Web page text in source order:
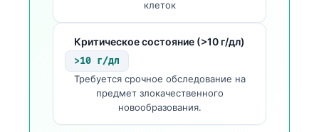
клеток
Критическое состояние (>10 г/дл)
>10 г/дл
Требуется срочное обследование на
предмет злокачественного
новообразования.